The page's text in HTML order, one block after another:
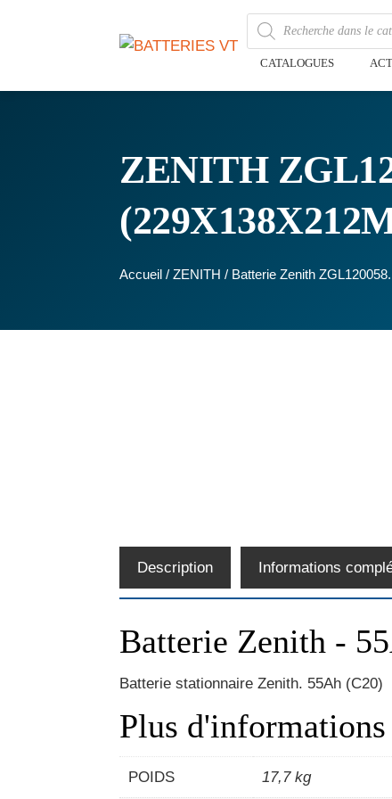
CATALOGUES
ZENITH
Accueil /ZENITH / Batterie Zenith
Description Informations
Batterie Zenith -
Batterie stationnaire Zenith. 55Ah (C20)
Plus d'informations
POIDS 17,7 kg